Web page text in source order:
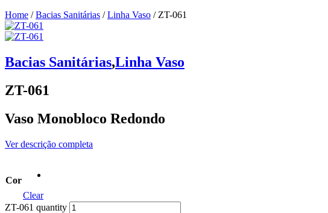
Home /Bacias Sanitárias /Linha Vaso / ZT-061
Bacias Sanitárias,Linha Vaso
ZT-061
Vaso Monobloco Redondo
Ver descrição completa
Cor
Clear
ZT-061 quantity